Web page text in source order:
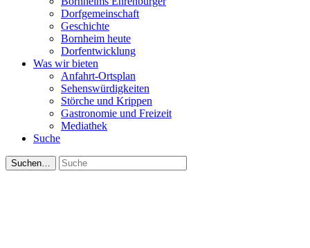
Dorfgemeinschaft
Geschichte
Bornheim heute
Dorfentwicklung
Was wir bieten
Anfahrt-Ortsplan
Sehenswürdigkeiten
Störche und Krippen
Gastronomie und Freizeit
Mediathek
Suche
Suchen…